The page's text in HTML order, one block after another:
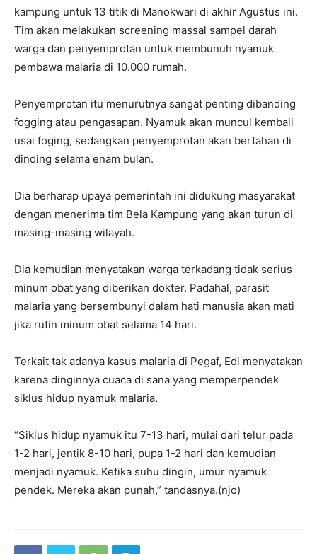
kampung untuk 13 titik di Manokwari di akhir Agustus ini.
Tim akan melakukan screening massal sampel darah
warga dan penyemprotan untuk membunuh nyamuk
pembawa malaria di 10.000 rumah.
Penyemprotan itu menurutnya sangat penting dibanding
fogging atau pengasapan. Nyamuk akan muncul kembali
usai foging, sedangkan penyemprotan akan bertahan di
dinding selama enam bulan.
Dia berharap upaya pemerintah ini didukung masyarakat
dengan menerima tim Bela Kampung yang akan turun di
masing-masing wilayah.
Dia kemudian menyatakan warga terkadang tidak serius
minum obat yang diberikan dokter. Padahal, parasit
malaria yang bersembunyi dalam hati manusia akan mati
jika rutin minum obat selama 14 hari.
Terkait tak adanya kasus malaria di Pegaf, Edi menyatakan
karena dinginnya cuaca di sana yang memperpendek
siklus hidup nyamuk malaria.
“Siklus hidup nyamuk itu 7-13 hari, mulai dari telur pada
1-2 hari, jentik 8-10 hari, pupa 1-2 hari dan kemudian
menjadi nyamuk. Ketika suhu dingin, umur nyamuk
pendek. Mereka akan punah,” tandasnya.(njo)